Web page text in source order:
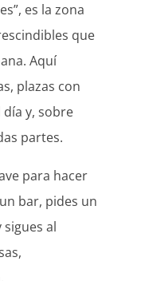
es la zona
que
Aquí
plazas con
y, sobre
partes.
para hacer
bar, pides un
al